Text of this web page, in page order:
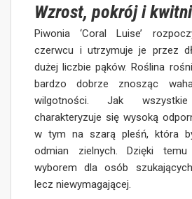
Wzrost, pokrój i
Piwonia ‘Coral Luise’
czerwcu i utrzymuje je przez
dużej liczbie pąków. Roślina
bardzo dobrze znosząc
wilgotności. Jak
charakteryzuje się wysoką
w tym na szarą pleśń, która
odmian zielnych. Dzięki temu
wyborem dla osób
lecz niewymagającej.